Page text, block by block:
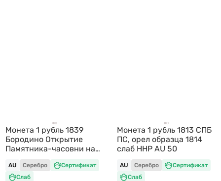
Монета 1 рубль 1839
Бородино Открытие
Памятника-часовни на
Бородинском поле слаб
ННР AU 53
AU Серебро
Сертификат
Слаб
Монета 1 рубль 1813 СПБ
ПС, орел образца 1814
слаб ННР AU 50
AU Серебро
Сертификат
Слаб